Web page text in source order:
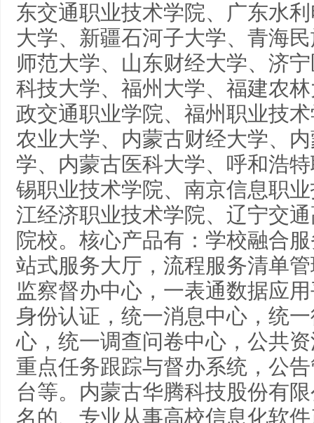
东交通职业技术学院、广东水
大学、新疆石河子大学、青海
师范大学、山东财经大学、济
科技大学、福州大学、福建农
政交通职业学院、福州职业技
农业大学、内蒙古财经大学、
学、内蒙古医科大学、呼和浩
锡职业技术学院、南京信息职
江经济职业技术学院、辽宁交
院校。核心产品有：学校融合
站式服务大厅，流程服务清单
监察督办中心，一表通数据应
身份认证，统一消息中心，统
心，统一调查问卷中心，公共
重点任务跟踪与督办系统，公
台等。内蒙古华腾科技股份有
名的、专业从事高校信息化软